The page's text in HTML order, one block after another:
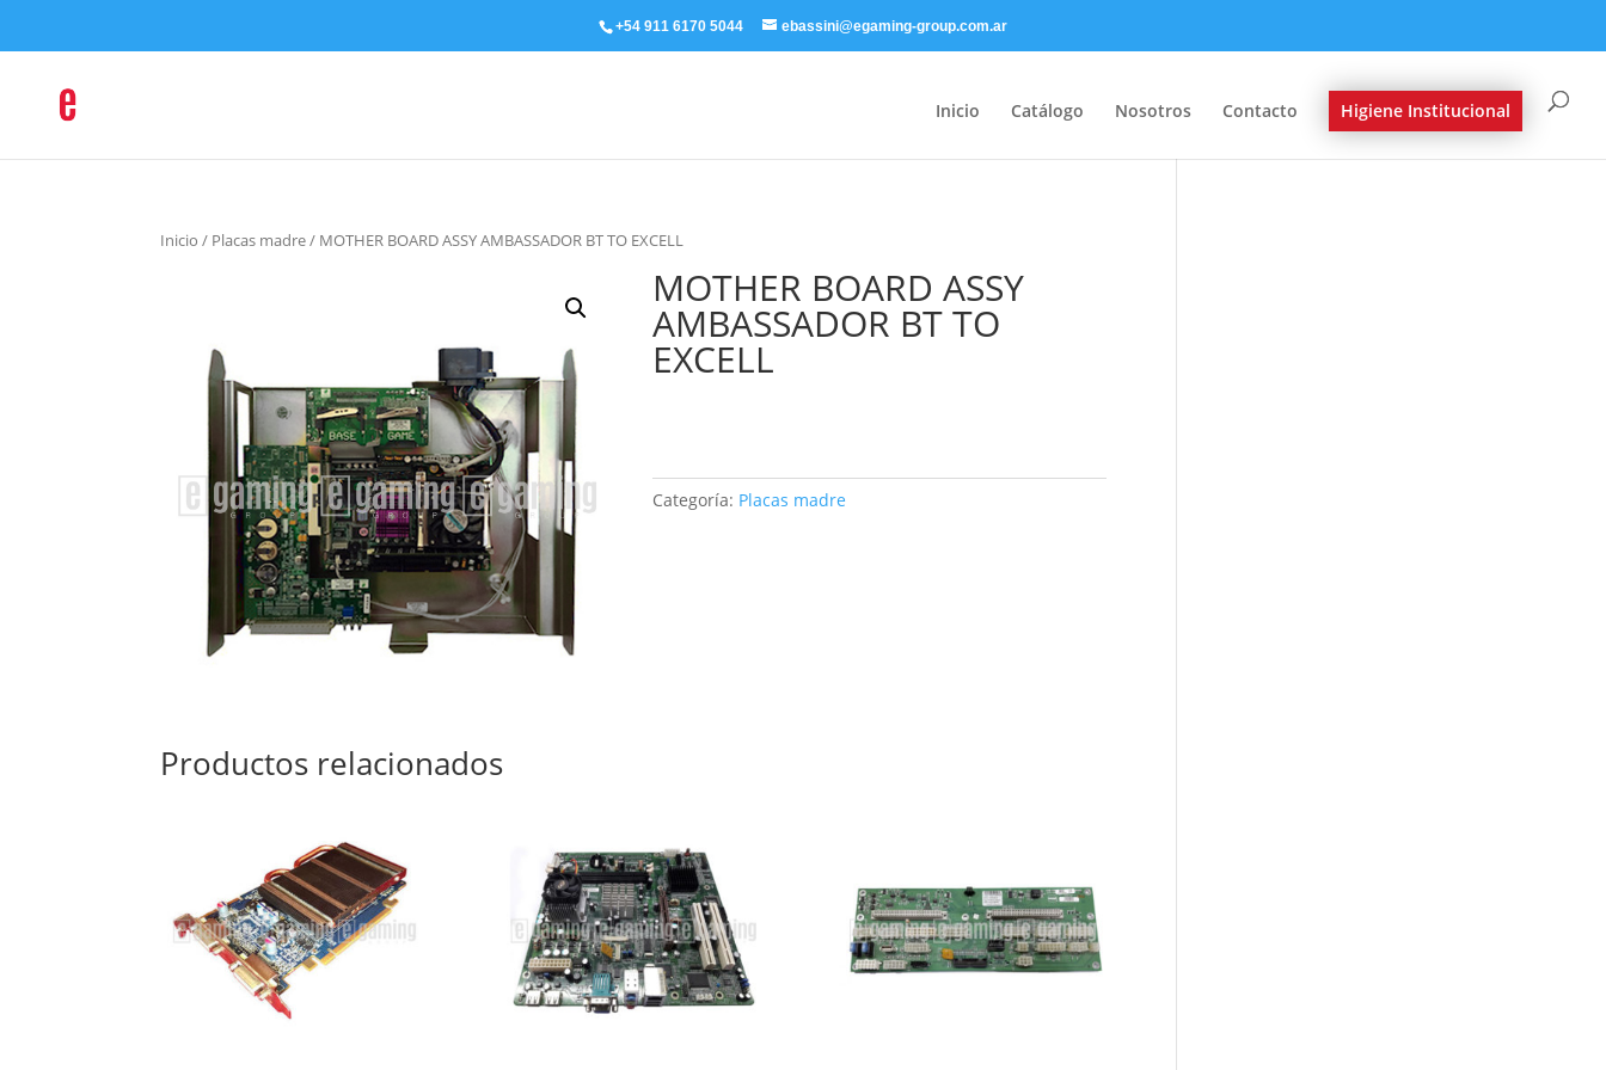
+54 911 6170 5044 ebassini@egaming-group.com.ar
Inicio Catálogo Nosotros Contacto Higiene Institucional
Inicio / Placas madre/ MOTHER BOARD ASSY AMBASSADOR BT TO EXCELL
MOTHER BOARD ASSY
AMBASSADOR BT TO
EXCELL
Categoría: Placas madre
Productos relacionados